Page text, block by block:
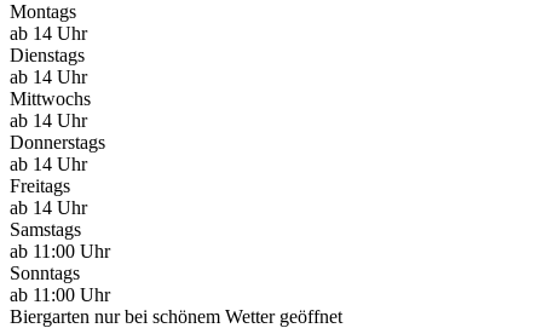
Montags
ab 14 Uhr
Dienstags
ab 14 Uhr
Mittwochs
ab 14 Uhr
Donnerstags
ab 14 Uhr
Freitags
ab 14 Uhr
Samstags
ab 11:00 Uhr
Sonntags
ab 11:00 Uhr
Biergarten nur bei schönem Wetter geöffnet